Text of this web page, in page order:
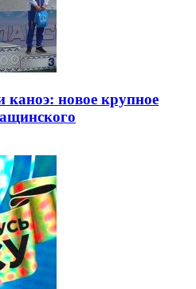
каноэ: новое крупное